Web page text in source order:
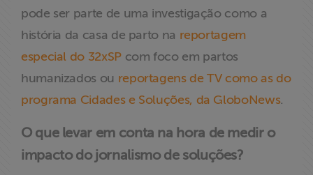
pode ser parte de uma investigação como a
história da casa de parto na reportagem
especial do 32xSPcom foco em partos
humanizados ou reportagens de TV como as do
programa Cidades e Soluções, da GloboNews.
O que levar em conta na hora de medir o
impacto do jornalismo de soluções?